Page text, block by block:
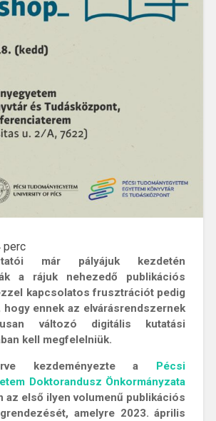
perc
már pályájuk kezdetén
a rájuk nehezedő publikációs
kapcsolatos frusztrációt pedig
ennek az elvárásrendszernek
változó digitális kutatási
kell megfelelniük.
kezdeményezte a Pécsi
Doktorandusz Önkormányzata
az első ilyen volumenű publikációs
amelyre 2023. április